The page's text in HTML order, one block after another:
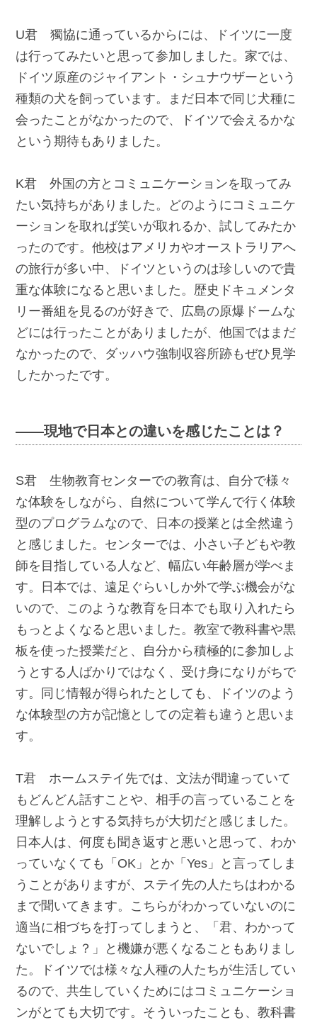
U君 獨協に通っているからには、ドイツに一度
は行ってみたいと思って参加しました。家では、
ドイツ原産のジャイアント・シュナウザーという
種類の犬を飼っています。まだ日本で同じ犬種に
会ったことがなかったので、ドイツで会えるかな
という期待もありました。
K君 外国の方とコミュニケーションを取ってみ
たい気持ちがありました。どのようにコミュニケ
ーションを取れば笑いが取れるか、試してみたか
ったのです。他校はアメリカやオーストラリアへ
の旅行が多い中、ドイツというのは珍しいので貴
重な体験になると思いました。歴史ドキュメンタ
リー番組を見るのが好きで、広島の原爆ドームな
どには行ったことがありましたが、他国ではまだ
なかったので、ダッハウ強制収容所跡もぜひ見学
したかったです。
――現地で日本との違いを感じたことは？
S君 生物教育センターでの教育は、自分で様々
な体験をしながら、自然について学んで行く体験
型のプログラムなので、日本の授業とは全然違う
と感じました。センターでは、小さい子どもや教
師を目指している人など、幅広い年齢層が学べま
す。日本では、遠足ぐらいしか外で学ぶ機会がな
いので、このような教育を日本でも取り入れたら
もっとよくなると思いました。教室で教科書や黒
板を使った授業だと、自分から積極的に参加しよ
うとする人ばかりではなく、受け身になりがちで
す。同じ情報が得られたとしても、ドイツのよう
な体験型の方が記憶としての定着も違うと思いま
す。
T君 ホームステイ先では、文法が間違っていて
もどんどん話すことや、相手の言っていることを
理解しようとする気持ちが大切だと感じました。
日本人は、何度も聞き返すと悪いと思って、わか
っていなくても「OK」とか「Yes」と言ってしま
うことがありますが、ステイ先の人たちはわかる
まで聞いてきます。こちらがわかっていないのに
適当に相づちを打ってしまうと、「君、わかって
ないでしょ？」と機嫌が悪くなることもありまし
た。ドイツでは様々な人種の人たちが生活してい
るので、共生していくためにはコミュニケーショ
ンがとても大切です。そういったことも、教科書